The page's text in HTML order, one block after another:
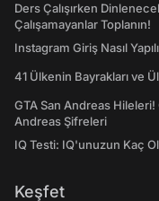
Ders Çalışırken
Çalışamayanlar Toplanın!
Instagram Giriş Nasıl
41 Ülkenin Bayrakları ve
GTA San Andreas
Andreas Şifreleri
IQ Testi: IQ'unuzun Kaç
Keşfet